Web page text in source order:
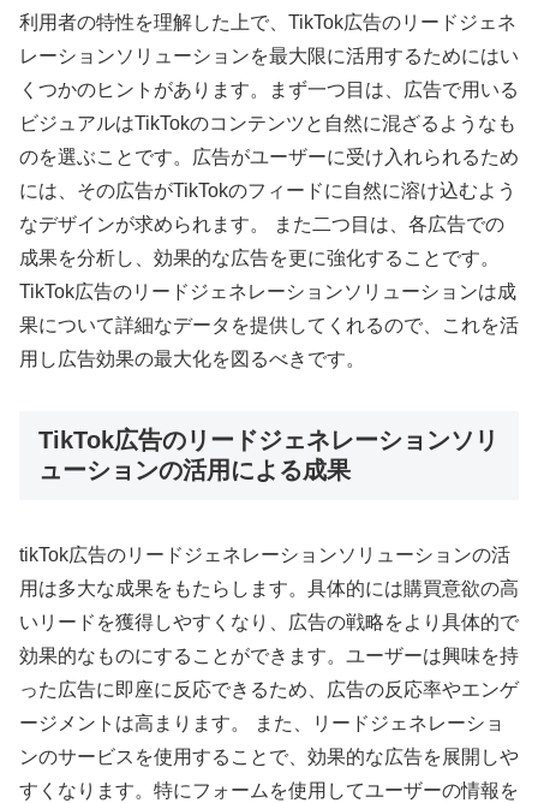
利用者の特性を理解した上で、TikTok広告のリードジェネ
レーションソリューションを最大限に活用するためにはい
くつかのヒントがあります。まず一つ目は、広告で用いる
ビジュアルはTikTokのコンテンツと自然に混ざるようなも
のを選ぶことです。広告がユーザーに受け入れられるため
には、その広告がTikTokのフィードに自然に溶け込むよう
なデザインが求められます。 また二つ目は、各広告での
成果を分析し、効果的な広告を更に強化することです。
TikTok広告のリードジェネレーションソリューションは成
果について詳細なデータを提供してくれるので、これを活
用し広告効果の最大化を図るべきです。
TikTok広告のリードジェネレーションソリ
ューションの活用による成果
tikTok広告のリードジェネレーションソリューションの活
用は多大な成果をもたらします。具体的には購買意欲の高
いリードを獲得しやすくなり、広告の戦略をより具体的で
効果的なものにすることができます。ユーザーは興味を持
った広告に即座に反応できるため、広告の反応率やエンゲ
ージメントは高まります。 また、リードジェネレーショ
ンのサービスを使用することで、効果的な広告を展開しや
すくなります。特にフォームを使用してユーザーの情報を